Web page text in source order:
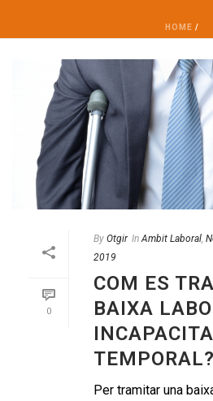
HOME /
0
By Otgir In Ambit Laboral
2019
COM ES
BAIXA
TEMPORAL?
Per tramitar una